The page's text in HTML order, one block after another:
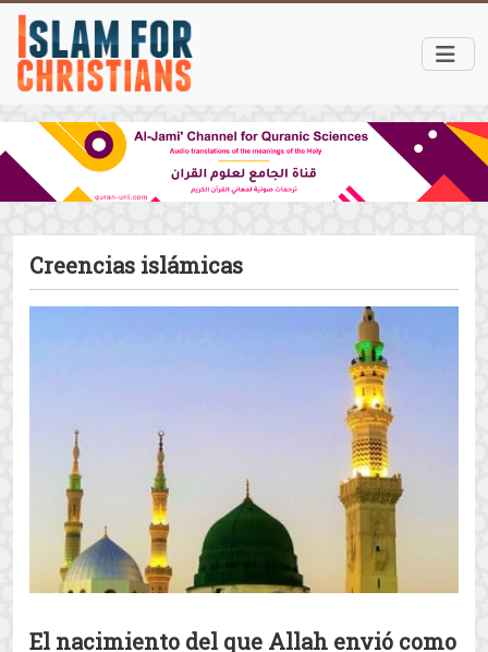
El nacimiento del que Allah envió como
una misericordia para todos los mundos
Creencias islámicas